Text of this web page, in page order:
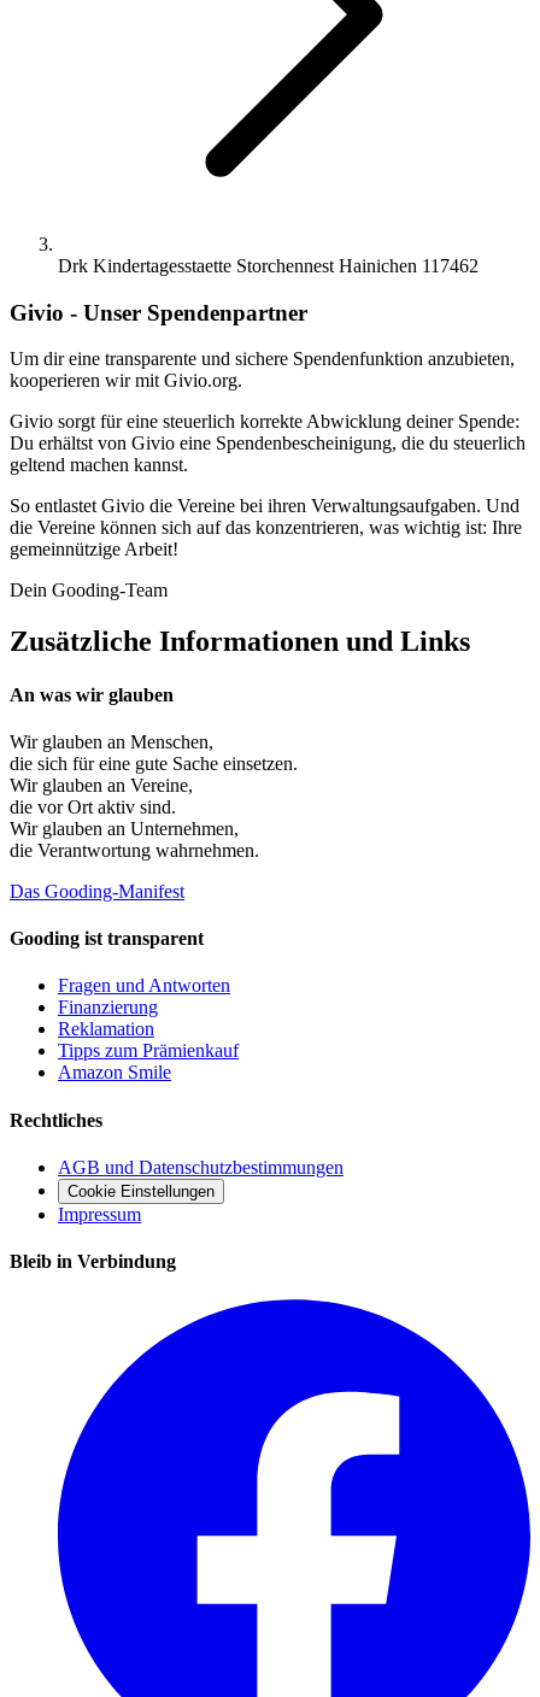
Drk Kindertagesstaette Storchennest Hainichen 117462
Givio - Unser Spendenpartner
Um dir eine transparente und sichere Spendenfunktion anzubieten,
kooperieren wir mit Givio.org.
Givio sorgt für eine steuerlich korrekte Abwicklung deiner Spende:
Du erhältst von Givio eine Spendenbescheinigung, die du steuerlich
geltend machen kannst.
So entlastet Givio die Vereine bei ihren Verwaltungsaufgaben. Und
die Vereine können sich auf das konzentrieren, was wichtig ist: Ihre
gemeinnützige Arbeit!
Dein Gooding-Team
Zusätzliche Informationen und Links
An was wir glauben
Wir glauben an Menschen,
die sich für eine gute Sache einsetzen.
Wir glauben an Vereine,
die vor Ort aktiv sind.
Wir glauben an Unternehmen,
die Verantwortung wahrnehmen.
Das Gooding-Manifest
Gooding ist transparent
Fragen und Antworten
Finanzierung
Reklamation
Tipps zum Prämienkauf
Amazon Smile
Rechtliches
AGB und Datenschutzbestimmungen
Cookie Einstellungen
Impressum
Bleib in Verbindung